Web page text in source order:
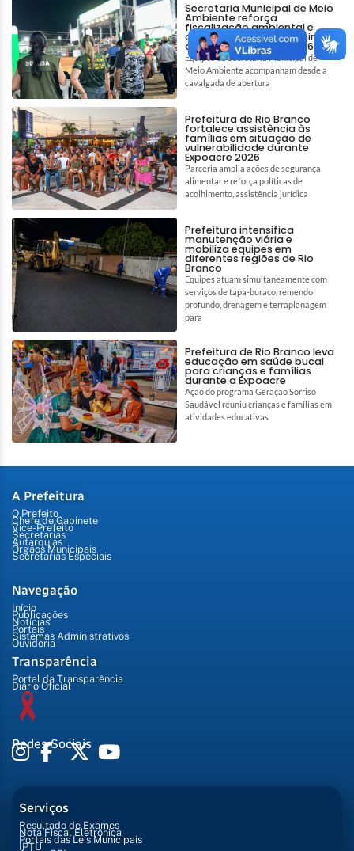
Secretaria Municipal de Meio
Ambiente reforça
fiscalização ambiental e
ações de bem-estar animal
durante a Expoacre 2026
Equipes da Secretaria Municipal de
Meio Ambiente acompanham desde a
cavalgada de abertura
Prefeitura de Rio Branco
fortalece assistência às
famílias em situação de
vulnerabilidade durante
Expoacre 2026
Parceria amplia ações de segurança
alimentar e reforça políticas de
acolhimento, assistência jurídica
Prefeitura intensifica
manutenção viária e
mobiliza equipes em
diferentes regiões de Rio
Branco
Equipes atuam simultaneamente com
serviços de tapa-buraco, remendo
profundo, drenagem e terraplanagem
para
Prefeitura de Rio Branco leva
educação em saúde bucal
para crianças e famílias
durante a Expoacre
Ação do programa Geração Sorriso
Saudável reuniu crianças e famílias em
atividades educativas
A Prefeitura
O Prefeito
Chefe de Gabinete
Vice-Prefeito
Secretarias
Autarquias
Órgãos Municipais
Secretarias Especiais
Navegação
Início
Publicações
Notícias
Portais
Sistemas Administrativos
Ouvidoria
Transparência
Portal da Transparência
Diário Oficial
Redes Sociais
Serviços
Resultado de Exames
Nota Fiscal Eletrônica
Portais das Leis Municipais
IPTU